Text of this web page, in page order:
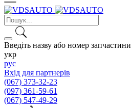
Введіть назву або номер запчастини
укр
рус
Вхід для партнерів
(067) 373-32-23
(097) 361-59-61
(067) 547-49-29